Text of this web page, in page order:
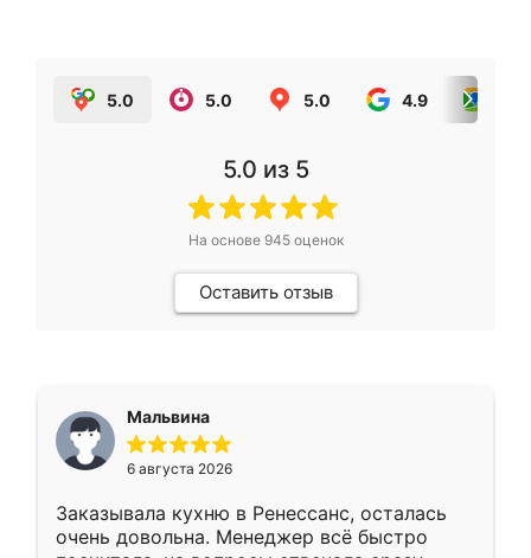
5.0 5.0 5.0 4.9
5.0 из 5
На основе 945оценок
Оставить отзыв
Мальвина
6 августа 2026
Заказывала кухню в Ренессанс, осталась
очень довольна. Менеджер всё быстро